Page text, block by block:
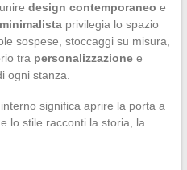
design contemporaneo e
minimalistaprivilegia lo spazio
sospese, stoccaggi su misura,
tra personalizzazionee
ogni stanza.
significa aprire la porta a
lo stile racconti la storia, la